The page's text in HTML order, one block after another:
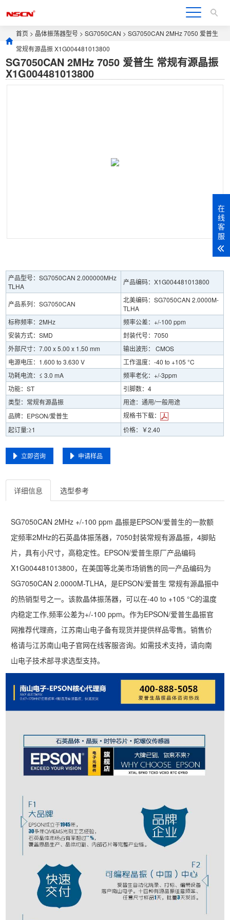
首页 > 晶体振荡器型号 >SG7050CAN > SG7050CAN 2MHz 7050 爱普生
常规有源晶振 X1G004481013800
SG7050CAN 2MHz 7050 爱普生 常规有源晶振
X1G004481013800
产品型号：SG7050CAN 2.000000MHz
TLHA
产品编码：X1G004481013800
产品系列：SG7050CAN
北美编码：SG7050CAN 2.0000M-
TLHA
标称频率：2MHz
频率公差：+/-100 ppm
安装方式：SMD
封装代号：7050
外部尺寸：7.00 x 5.00 x 1.50 mm
输出波形： CMOS
电源电压：1.600 to 3.630 V
工作温度：-40 to +105 °C
功耗电流：≤ 3.0 mA
频率老化：+/-3ppm
功能：ST
引脚数：4
类型：常规有源晶振
用途：通用/一般用途
品牌：EPSON/爱普生
规格书下载：
起订量:≥1
价格：￥2.40
立即咨询 申请样品
详细信息 选型参考
SG7050CAN 2MHz +/-100 ppm 晶振是EPSON/爱普生的一款额
定频率2MHz的石英晶体振荡器，7050封装常规有源晶振，4脚贴
片，具有小尺寸，高稳定性。EPSON/爱普生原厂产品编码
X1G004481013800，在美国等北美市场销售的同一产品编码为
SG7050CAN 2.0000M-TLHA，是EPSON/爱普生 常规有源晶振中
的热销型号之一。该款晶体振荡器，可以在-40 to +105 °C的温度
内稳定工作,频率公差为+/-100 ppm。作为EPSON/爱普生晶振官
网推荐代理商，江苏南山电子备有现货并提供样品零售。销售价
格请与江苏南山电子官网在线客服咨询。如需技术支持，请向南
山电子技术部寻求选型支持。
在
线
客
服